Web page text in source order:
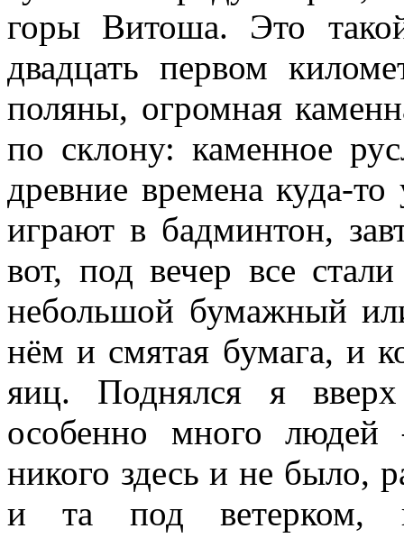
горы Витоша. Это
двадцать первом
поляны, огромная
по склону: каменное
древние времена куда-
играют в бадминтон,
вот, под вечер все
небольшой бумажный
нём и смятая бумага, и
яиц. Поднялся я
особенно много людей
никого здесь и не было,
и та под ветерком,